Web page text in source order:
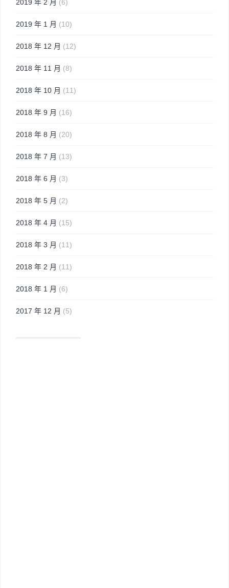
2019 年 2 月 (6)
2019 年 1 月 (10)
2018 年 12 月 (12)
2018 年 11 月 (8)
2018 年 10 月 (11)
2018 年 9 月 (16)
2018 年 8 月 (20)
2018 年 7 月 (13)
2018 年 6 月 (3)
2018 年 5 月 (2)
2018 年 4 月 (15)
2018 年 3 月 (11)
2018 年 2 月 (11)
2018 年 1 月 (6)
2017 年 12 月 (5)